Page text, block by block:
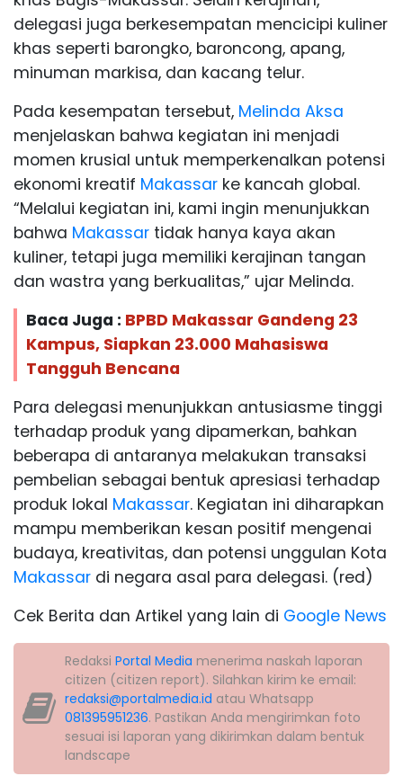
delegasi juga berkesempatan mencicipi kuliner
khas seperti barongko, baroncong, apang,
minuman markisa, dan kacang telur.
Pada kesempatan tersebut, Melinda Aksa
menjelaskan bahwa kegiatan ini menjadi
momen krusial untuk memperkenalkan potensi
ekonomi kreatif Makassar ke kancah global.
“Melalui kegiatan ini, kami ingin menunjukkan
bahwa Makassar tidak hanya kaya akan
kuliner, tetapi juga memiliki kerajinan tangan
dan wastra yang berkualitas,” ujar Melinda.
Baca Juga : BPBD Makassar Gandeng 23
Kampus, Siapkan 23.000 Mahasiswa
Tangguh Bencana
Para delegasi menunjukkan antusiasme tinggi
terhadap produk yang dipamerkan, bahkan
beberapa di antaranya melakukan transaksi
pembelian sebagai bentuk apresiasi terhadap
produk lokal Makassar. Kegiatan ini diharapkan
mampu memberikan kesan positif mengenai
budaya, kreativitas, dan potensi unggulan Kota
Makassar di negara asal para delegasi. (red)
Cek Berita dan Artikel yang lain di Google News
Redaksi Portal Media menerima naskah laporan
citizen (citizen report). Silahkan kirim ke email:
redaksi@portalmedia.id atau Whatsapp
081395951236. Pastikan Anda mengirimkan foto
sesuai isi laporan yang dikirimkan dalam bentuk
landscape